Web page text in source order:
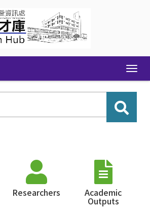
Researchers Academic
Outputs